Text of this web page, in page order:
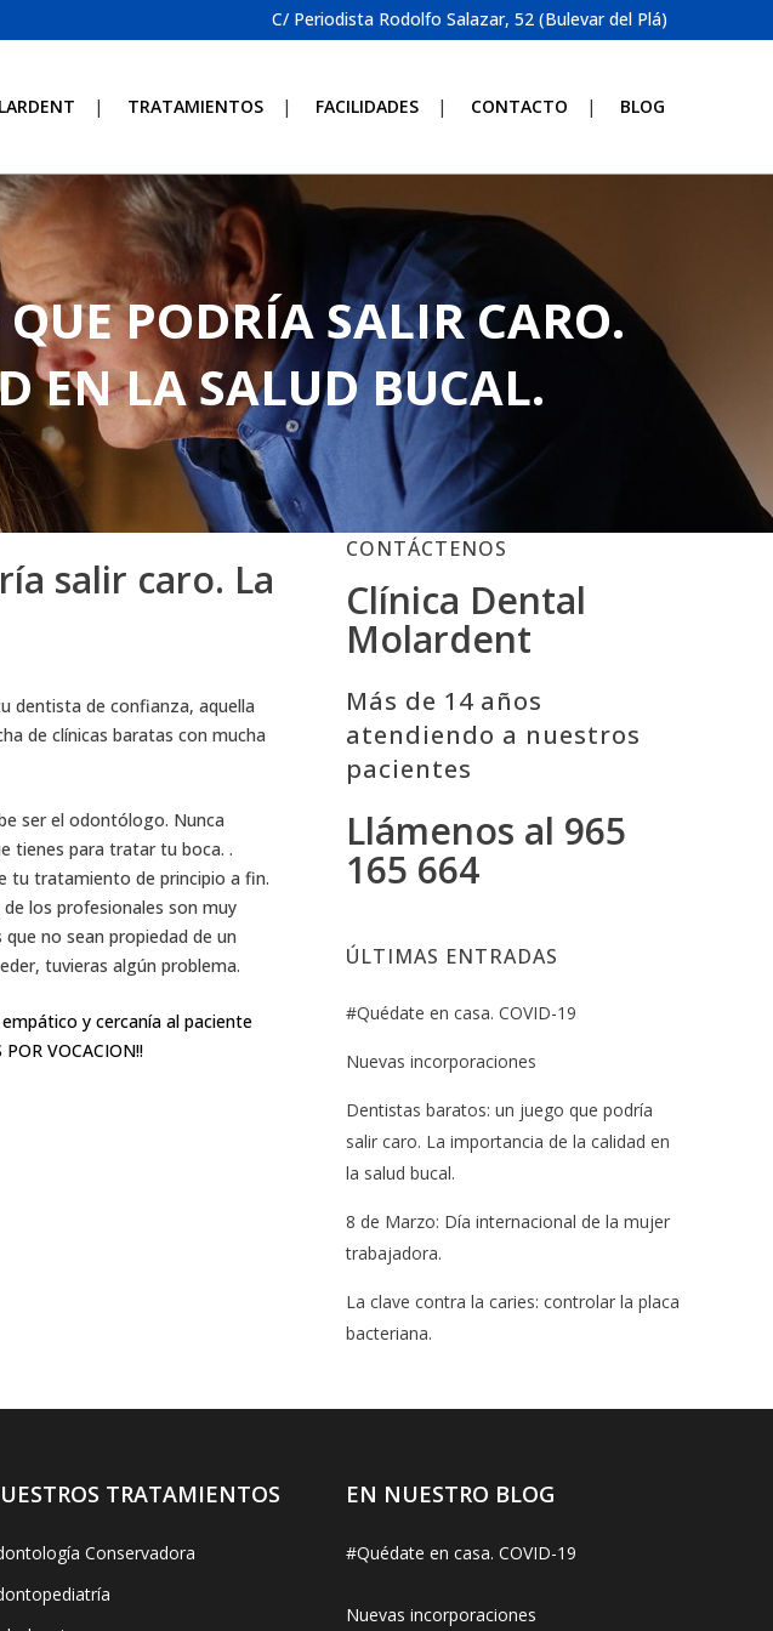
C/ Periodista Rodolfo Salazar, 52 (Bulevar del Plá)
TRATAMIENTOS FACILIDADES CONTACTO BLOG
PODRÍA SALIR CARO.
EN LA SALUD BUCAL.
salir caro. La
dentista de confianza, aquella
de clínicas baratas con mucha
ser el odontólogo. Nunca
tienes para tratar tu boca. .
tu tratamiento de principio a fin.
los profesionales son muy
no sean propiedad de un
tuvieras algún problema.
y cercanía al paciente
VOCACION!!
CONTÁCTENOS
Clínica Dental
Molardent
Más de 14 años
atendiendo a nuestros
pacientes
Llámenos al 965
165 664
ÚLTIMAS ENTRADAS
#Quédate en casa. COVID-19
Nuevas incorporaciones
Dentistas baratos: un juego que podría
salir caro. La importancia de la calidad en
la salud bucal.
8 de Marzo: Día internacional de la mujer
trabajadora.
La clave contra la caries: controlar la placa
bacteriana.
TRATAMIENTOS
Conservadora
EN NUESTRO BLOG
#Quédate en casa. COVID-19
Nuevas incorporaciones